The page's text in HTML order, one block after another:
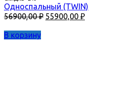
Односпальный (TWIN)
56900,00₽ Первоначальная
55900,00 ₽Текущая
В корзину